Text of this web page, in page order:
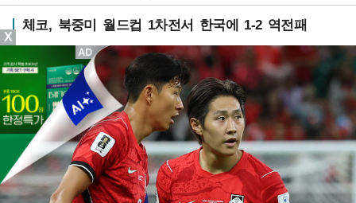
체코, 북중미 월드컵 1차전서 한국에 1-2 역전패
X